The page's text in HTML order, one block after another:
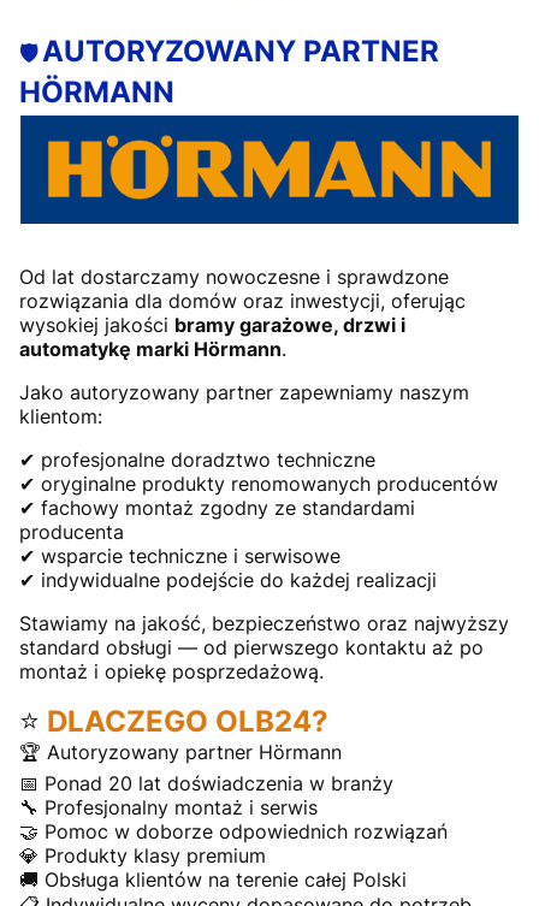
🛡️AUTORYZOWANY PARTNER
HÖRMANN
Od lat dostarczamy nowoczesne i sprawdzone
rozwiązania dla domów oraz inwestycji, oferując
wysokiej jakości bramy garażowe, drzwi i
automatykę marki Hörmann.
Jako autoryzowany partner zapewniamy naszym
klientom:
✔ profesjonalne doradztwo techniczne
✔ oryginalne produkty renomowanych producentów
✔ fachowy montaż zgodny ze standardami
producenta
✔ wsparcie techniczne i serwisowe
✔ indywidualne podejście do każdej realizacji
Stawiamy na jakość, bezpieczeństwo oraz najwyższy
standard obsługi — od pierwszego kontaktu aż po
montaż i opiekę posprzedażową.
⭐ DLACZEGO OLB24?
🏆 Autoryzowany partner Hörmann
📅 Ponad 20 lat doświadczenia w branży
🔧 Profesjonalny montaż i serwis
🤝 Pomoc w doborze odpowiednich rozwiązań
💎 Produkty klasy premium
🚚 Obsługa klientów na terenie całej Polski